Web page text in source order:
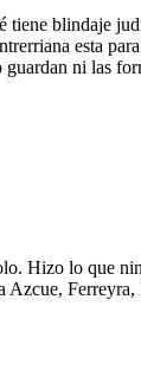
tiene blindaje
esta
guardan ni las
Hizo lo que
Azcue,